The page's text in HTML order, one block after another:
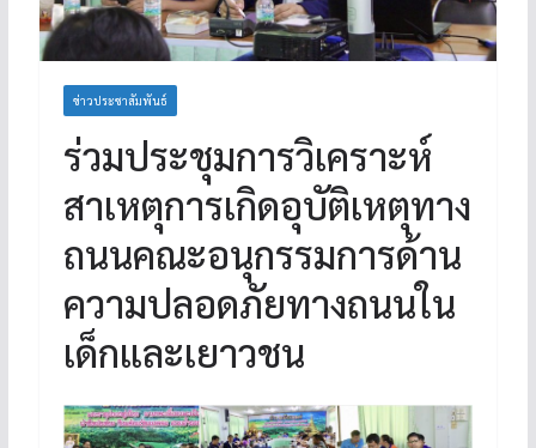
ข่าวประชาสัมพันธ์
ร่วมประชุมการวิเคราะห์
สาเหตุการเกิดอุบัติเหตุทาง
ถนนคณะอนุกรรมการด้าน
ความปลอดภัยทางถนนใน
เด็กและเยาวชน